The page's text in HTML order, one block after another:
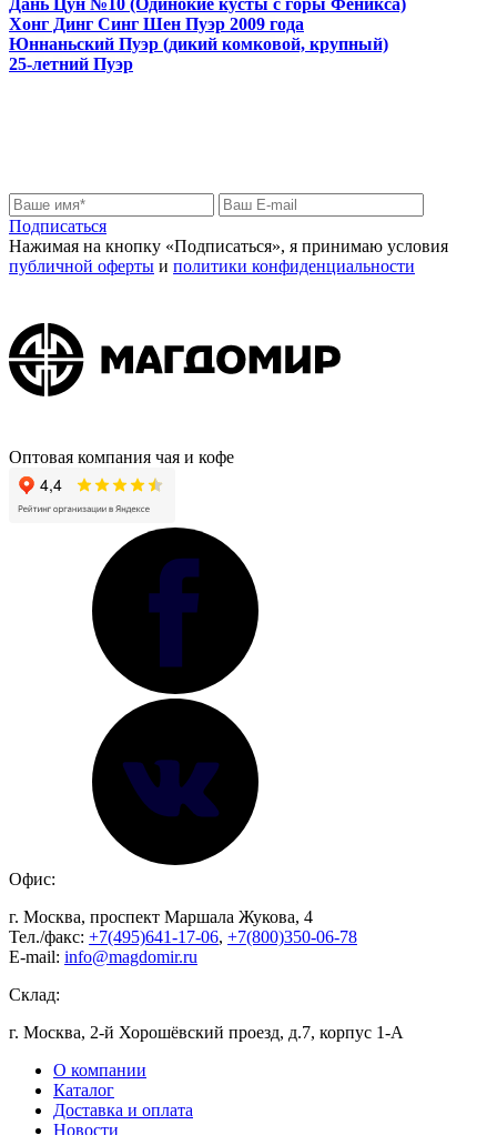
Хонг Динг Синг Шен Пуэр 2009 года
Юннаньский Пуэр (дикий комковой, крупный)
25-летний Пуэр
Подписаться
Нажимая на кнопку «Подписаться», я принимаю условия
публичной оферты и политики конфиденциальности
Оптовая компания чая и кофе
Офис:
г. Москва, проспект Маршала Жукова, 4
Тел./факс: +7(495)641-17-06, +7(800)350-06-78
E-mail: info@magdomir.ru
Склад:
г. Москва, 2-й Хорошёвский проезд, д.7, корпус 1-А
О компании
Каталог
Доставка и оплата
Новости